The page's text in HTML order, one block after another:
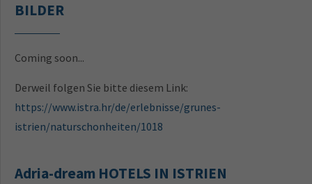
BILDER
Coming soon...
Derweil folgen Sie bitte diesem Link:
https://www.istra.hr/de/erlebnisse/grunes-
istrien/naturschonheiten/1018
Adria-dream HOTELS IN ISTRIEN